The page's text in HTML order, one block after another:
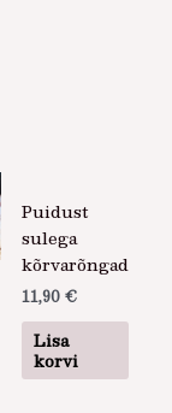
Puidust
sulega
kõrvarõngad
11,90 €
Lisa
korvi